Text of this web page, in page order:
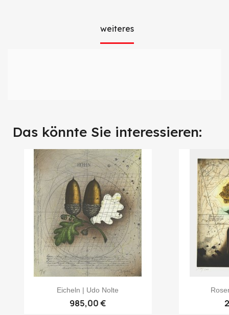
weiteres
Das könnte Sie interessieren:
Eicheln | Udo Nolte
985,00 €